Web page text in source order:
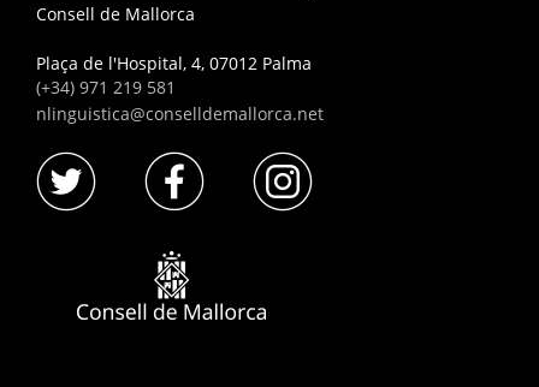
Consell de Mallorca
Plaça de l'Hospital, 4, 07012 Palma
(+34) 971 219 581
nlinguistica@conselldemallorca.net